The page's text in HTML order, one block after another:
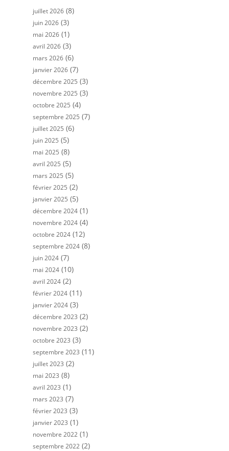
juillet 2026 (8)
juin 2026 (3)
mai 2026 (1)
avril 2026 (3)
mars 2026 (6)
janvier 2026 (7)
décembre 2025 (3)
novembre 2025 (3)
octobre 2025 (4)
septembre 2025 (7)
juillet 2025 (6)
juin 2025 (5)
mai 2025 (8)
avril 2025 (5)
mars 2025 (5)
février 2025 (2)
janvier 2025 (5)
décembre 2024 (1)
novembre 2024 (4)
octobre 2024 (12)
septembre 2024 (8)
juin 2024 (7)
mai 2024 (10)
avril 2024 (2)
février 2024 (11)
janvier 2024 (3)
décembre 2023 (2)
novembre 2023 (2)
octobre 2023 (3)
septembre 2023 (11)
juillet 2023 (2)
mai 2023 (8)
avril 2023 (1)
mars 2023 (7)
février 2023 (3)
janvier 2023 (1)
novembre 2022 (1)
septembre 2022 (2)